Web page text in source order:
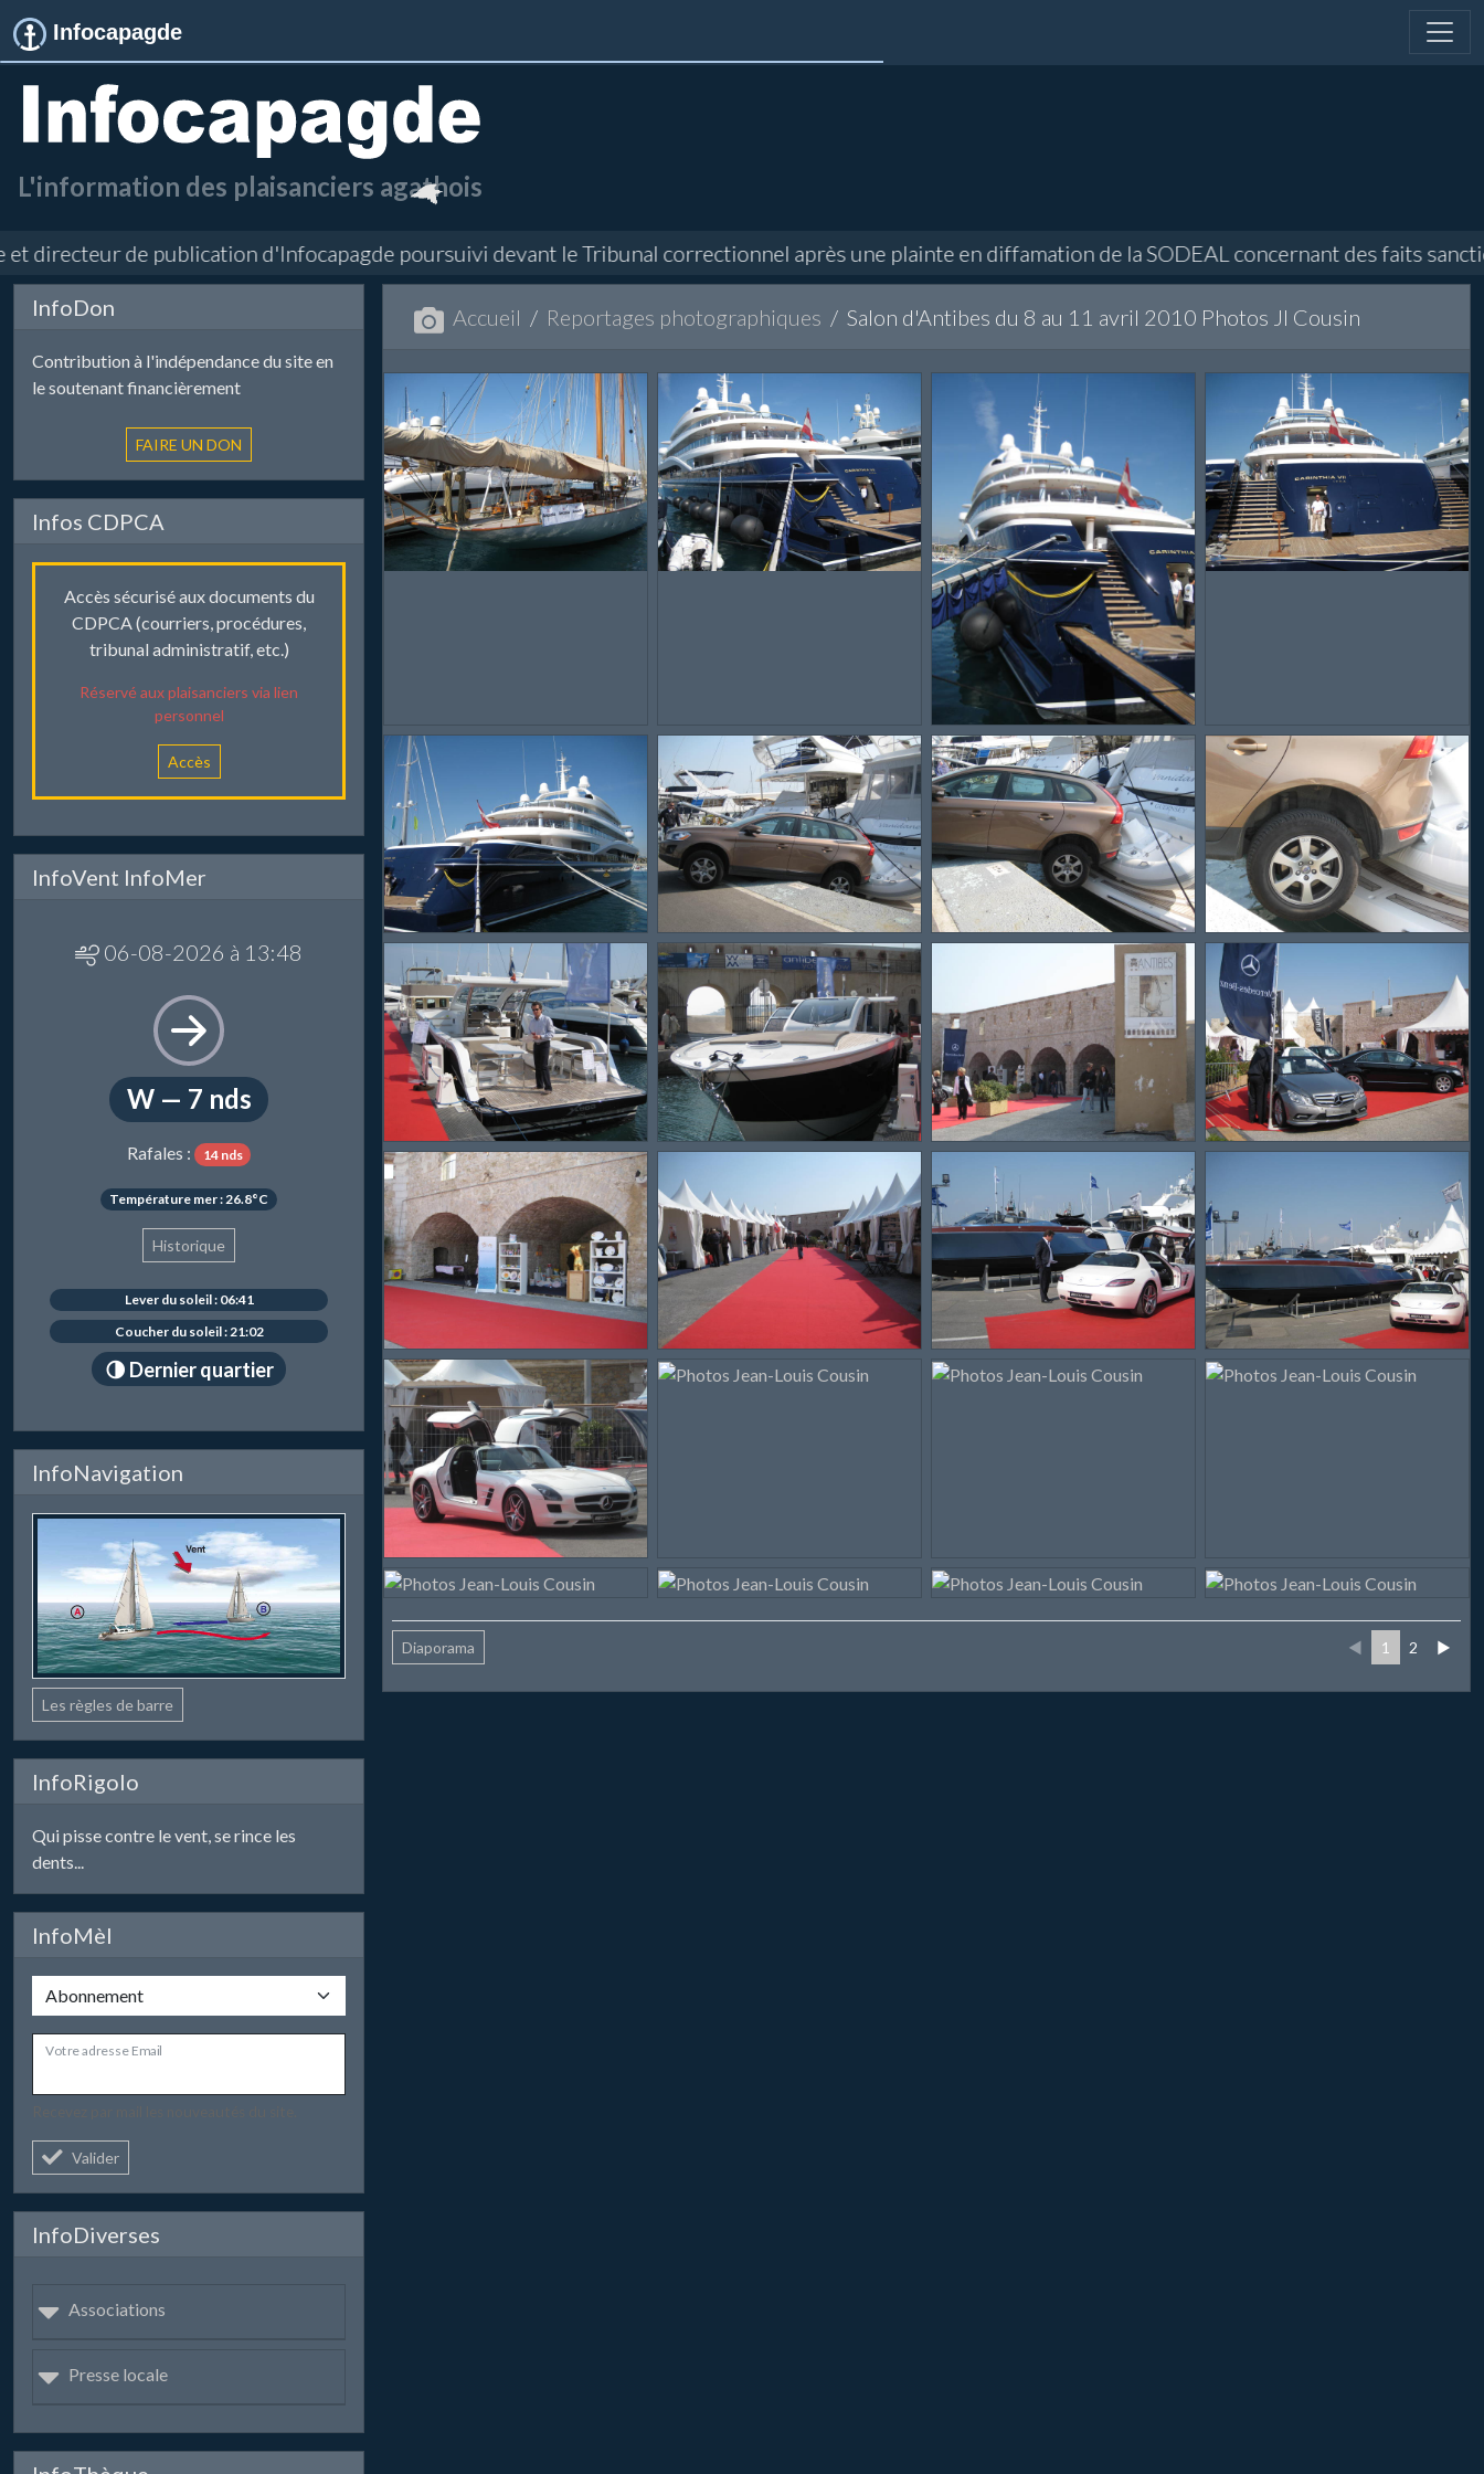
Infocapagde
L'information des plaisanciers agathois
de publication d'Infocapagde poursuivi devant le Tribunal correctionnel après une plainte en diffamation de la SODEAL concernant des faits sanctionnés
InfoDon
Contribution à l'indépendance du site en
le soutenant financièrement
Infos CDPCA
Accès sécurisé aux documents du
CDPCA (courriers, procédures,
tribunal administratif, etc.)
Réservé aux plaisanciers via lien
personnel
Accès
InfoVent InfoMer
06-08-2026 à 13:48
W — 7 nds
Rafales : 14 nds
Température mer : 26.8°C
Historique
Lever du soleil : 06:41
Coucher du soleil : 21:02
🌗 Dernier quartier
InfoNavigation
Les règles de barre
InfoRigolo
Qui pisse contre le vent, se rince les
dents...
InfoMèl
Votre adresse Email
Valider
InfoDiverses
Associations
Presse locale
Accueil Reportages photographiques Salon d'Antibes du 8 au 11 avril 2010 Photos Jl Cousin
Diaporama ◄ 1 2 ►